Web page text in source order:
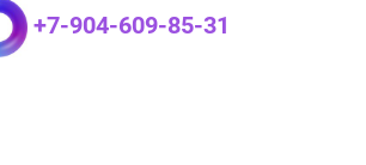
+7-904-609-85-31